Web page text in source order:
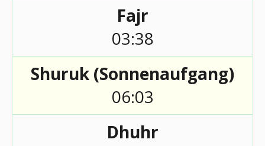
Fajr
03:38
Shuruk (Sonnenaufgang)
06:03
Dhuhr